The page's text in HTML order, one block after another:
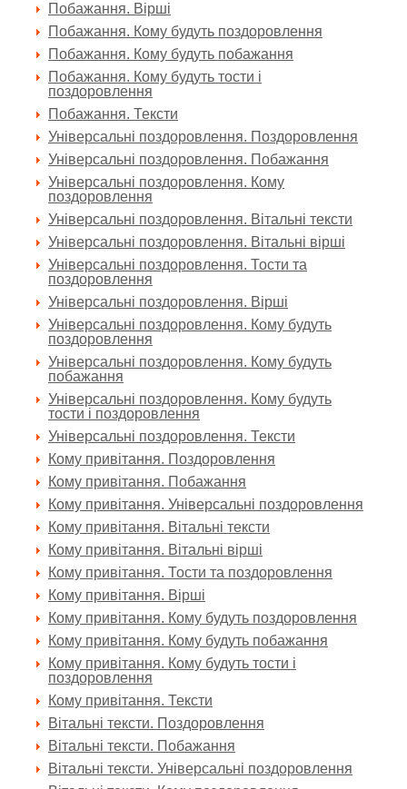
Побажання. Вірші
Побажання. Кому будуть поздоровлення
Побажання. Кому будуть побажання
Побажання. Кому будуть тости і
поздоровлення
Побажання. Тексти
Універсальні поздоровлення. Поздоровлення
Універсальні поздоровлення. Побажання
Універсальні поздоровлення. Кому
поздоровлення
Універсальні поздоровлення. Вітальні тексти
Універсальні поздоровлення. Вітальні вірші
Універсальні поздоровлення. Тости та
поздоровлення
Універсальні поздоровлення. Вірші
Універсальні поздоровлення. Кому будуть
поздоровлення
Універсальні поздоровлення. Кому будуть
побажання
Універсальні поздоровлення. Кому будуть
тости і поздоровлення
Універсальні поздоровлення. Тексти
Кому привітання. Поздоровлення
Кому привітання. Побажання
Кому привітання. Універсальні поздоровлення
Кому привітання. Вітальні тексти
Кому привітання. Вітальні вірші
Кому привітання. Тости та поздоровлення
Кому привітання. Вірші
Кому привітання. Кому будуть поздоровлення
Кому привітання. Кому будуть побажання
Кому привітання. Кому будуть тости і
поздоровлення
Кому привітання. Тексти
Вітальні тексти. Поздоровлення
Вітальні тексти. Побажання
Вітальні тексти. Універсальні поздоровлення